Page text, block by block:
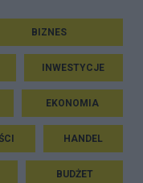
BIZNES
INWESTYCJE
EKONOMIA
HANDEL
BUDŻET